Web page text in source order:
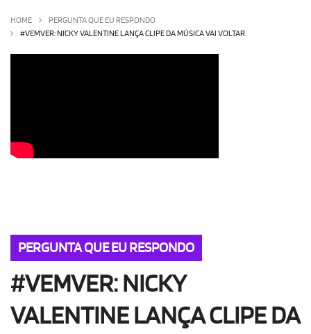
HOME
PERGUNTA QUE EU RESPONDO
#VEMVER: NICKY VALENTINE LANÇA CLIPE DA MÚSICA VAI VOLTAR
PERGUNTA QUE EU RESPONDO
#VEMVER: NICKY
VALENTINE LANÇA CLIPE DA